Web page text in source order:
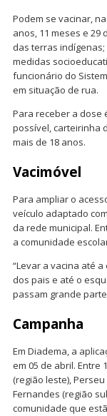
Podem se vacinar,
anos, 11 meses e
das terras
medidas
funcionário do
em situação de rua.
Para receber a dose
possível, carteirinha
mais de 18 anos.
Vacimóvel
Para ampliar o
veículo adaptado
da rede municipal.
a comunidade
“Levar a vacina até
dos pais e até o
passam grande
Campanha
Em Diadema, a
em 05 de abril. Entre
(região leste),
Fernandes (região
comunidade que